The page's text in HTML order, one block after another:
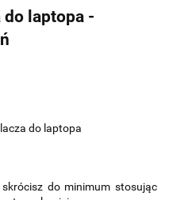
do laptopa -
do laptopa
do minimum stosując